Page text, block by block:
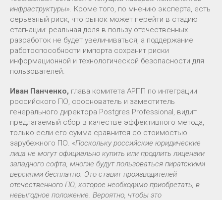
инфраструктуры». Кроме того, по мнению эксперта, есть
серьезный риск, что рынок может перейти в стадию
стагнации: реальная доля в пользу отечественных
разработок не будет увеличиваться, а поддержание
работоспособности импорта сохранит риски
информационной и технологической безопасности для
пользователей.
Иван Панченко, глава комитета АРПП по интеграции
российского ПО, сооснователь и заместитель
генерального директора Postgres Professional, видит
предлагаемый сбор в качестве эффективного метода,
только если его сумма сравнится со стоимостью
зарубежного ПО. «Поскольку российские юридические
лица не могут официально купить или продлить лицензии
западного софта, многие будут пользоваться пиратскими
версиями бесплатно. Это ставит производителей
отечественного ПО, которое необходимо приобретать, в
невыгодное положение. Вероятно, чтобы это